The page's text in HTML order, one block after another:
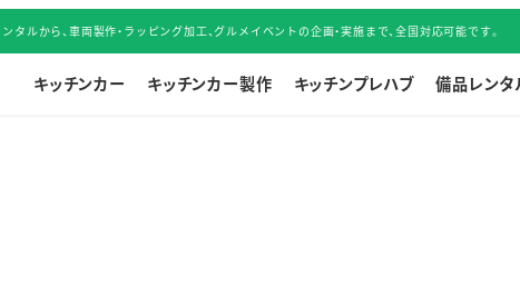
ルから、車両製作・ラッピング加工、グルメイベントの企画・実施まで、全国対応可能です。
キッチンカー キッチンカー製作 キッチンプレハブ 備品レンタ